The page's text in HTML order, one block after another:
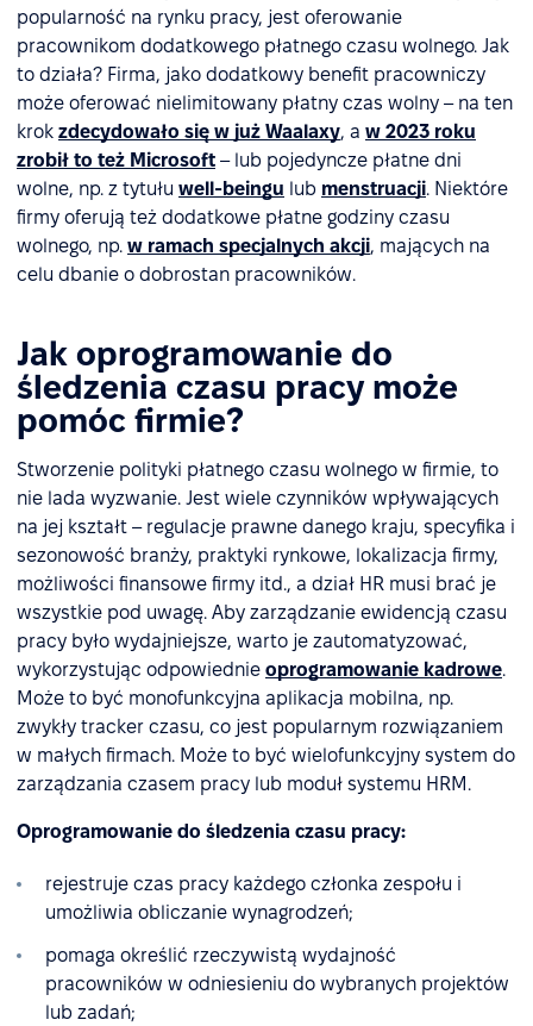
popularność na rynku pracy, jest oferowanie
pracownikom dodatkowego płatnego czasu wolnego. Jak
to działa? Firma, jako dodatkowy benefit pracowniczy
może oferować nielimitowany płatny czas wolny – na ten
krok zdecydowało się w już Waalaxy, a w 2023 roku
zrobił to też Microsoft – lub pojedyncze płatne dni
wolne, np. z tytułu well-beingu lub menstruacji. Niektóre
firmy oferują też dodatkowe płatne godziny czasu
wolnego, np. w ramach specjalnych akcji, mających na
celu dbanie o dobrostan pracowników.
Jak oprogramowanie do
śledzenia czasu pracy może
pomóc firmie?
Stworzenie polityki płatnego czasu wolnego w firmie, to
nie lada wyzwanie. Jest wiele czynników wpływających
na jej kształt – regulacje prawne danego kraju, specyfika i
sezonowość branży, praktyki rynkowe, lokalizacja firmy,
możliwości finansowe firmy itd., a dział HR musi brać je
wszystkie pod uwagę. Aby zarządzanie ewidencją czasu
pracy było wydajniejsze, warto je zautomatyzować,
wykorzystując odpowiednie oprogramowanie kadrowe.
Może to być monofunkcyjna aplikacja mobilna, np.
zwykły tracker czasu, co jest popularnym rozwiązaniem
w małych firmach. Może to być wielofunkcyjny system do
zarządzania czasem pracy lub moduł systemu HRM.
Oprogramowanie do śledzenia czasu pracy:
rejestruje czas pracy każdego członka zespołu i
umożliwia obliczanie wynagrodzeń;
pomaga określić rzeczywistą wydajność
pracowników w odniesieniu do wybranych projektów
lub zadań;